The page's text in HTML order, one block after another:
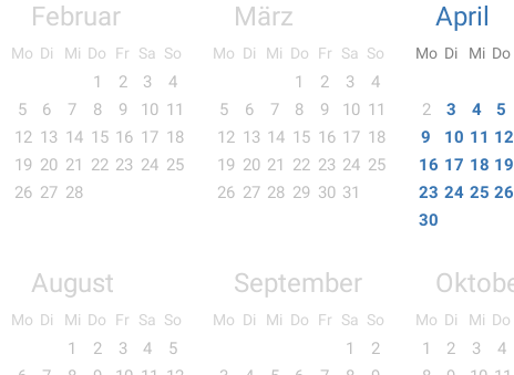
Februar
Mo Di Mi Do Fr Sa So
1 2 3
4
5
6 7 8 9 10 11
12 13 14 15 16 17 18
19 20 21 22 23 24 25
26 27 28
März
Mo Di Mi Do Fr Sa So
1 2 3
4
5
6 7 8 9 10 11
12 13 14 15 16 17 18
19 20 21 22 23 24 25
26 27 28 29 30 31
April
Mo Di Mi Do
2
3 4 5
9
10 11 12
16 17 18 19
23 24 25 26
30
August
Mo Di Mi Do Fr Sa So
1 2 3 4
5
September
Mo Di Mi Do Fr Sa So
1
2
Mo Di Mi Do
1 2 3 4